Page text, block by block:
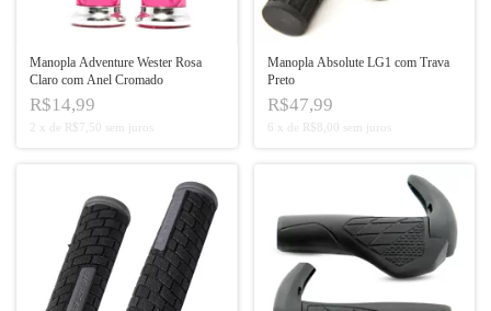
Manopla Adventure Wester Rosa
Claro com Anel Cromado
R$14,99
x R$7,50 sem juros
Manopla Absolute LG1 com Trava
Preto
R$47,99
6 x R$8,00 sem juros